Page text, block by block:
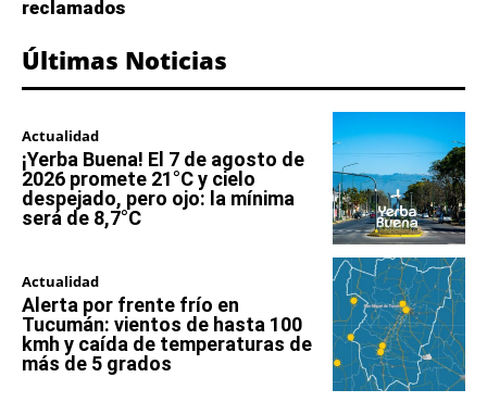
reclamados
Últimas Noticias
Actualidad
¡Yerba Buena! El 7 de agosto de
2026 promete 21°C y cielo
despejado, pero ojo: la mínima
será de 8,7°C
Actualidad
Alerta por frente frío en
Tucumán: vientos de hasta 100
kmh y caída de temperaturas de
más de 5 grados